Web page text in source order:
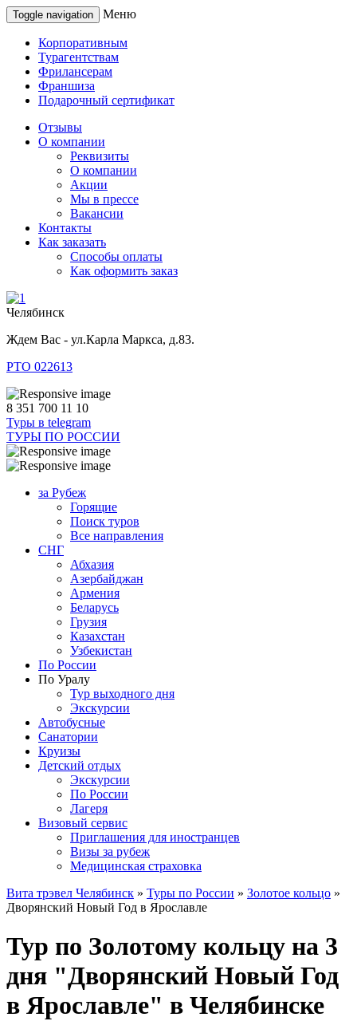
Toggle navigation Меню
Корпоративным
Турагентствам
Фрилансерам
Франшиза
Подарочный сертификат
Отзывы
О компании
Реквизиты
О компании
Акции
Мы в прессе
Вакансии
Контакты
Как заказать
Способы оплаты
Как оформить заказ
Челябинск
Ждем Вас - ул.Карла Маркса, д.83.
РТО 022613
8 351 700 11 10
Туры в telegram
ТУРЫ ПО РОССИИ
за Рубеж
Горящие
Поиск туров
Все направления
СНГ
Абхазия
Азербайджан
Армения
Беларусь
Грузия
Казахстан
Узбекистан
По России
По Уралу
Тур выходного дня
Экскурсии
Автобусные
Санатории
Круизы
Детский отдых
Экскурсии
По России
Лагеря
Визовый сервис
Приглашения для иностранцев
Визы за рубеж
Медицинская страховка
Вита трэвел Челябинск » Туры по России » Золотое кольцо »
Дворянский Новый Год в Ярославле
Тур по Золотому кольцу на 3
дня "Дворянский Новый Год
в Ярославле" в Челябинске